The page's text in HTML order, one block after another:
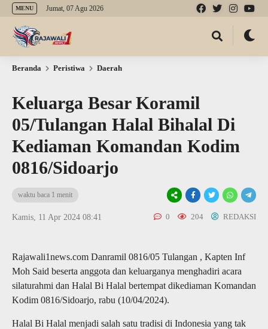
MENU Jumat, 07 Agu 2026
Beranda Peristiwa Daerah
Keluarga Besar Koramil
05/Tulangan Halal Bihalal Di
Kediaman Komandan Kodim
0816/Sidoarjo
waktu baca 1 menit
Kamis, 11 Apr 2024 08:41 0 204 REDAKSI
Rajawali1news.com Danramil 0816/05 Tulangan , Kapten Inf
Moh Said beserta anggota dan keluarganya menghadiri acara
silaturahmi dan Halal Bi Halal bertempat dikediaman Komandan
Kodim 0816/Sidoarjo, rabu (10/04/2024).
Halal Bi Halal menjadi salah satu tradisi di Indonesia yang tak